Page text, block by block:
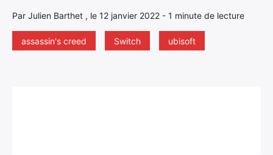
Par Julien Barthet , le 12 janvier 2022 - 1 minute de lecture
assassin's creed Switch ubisoft